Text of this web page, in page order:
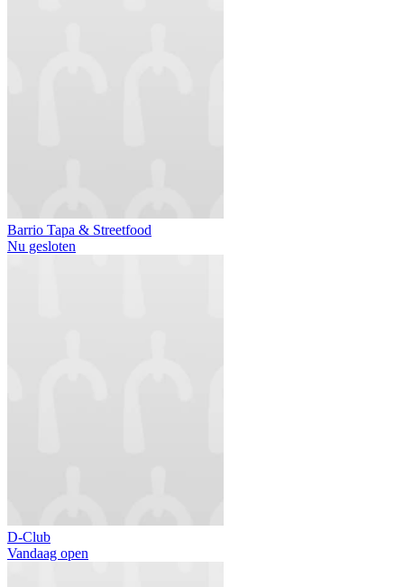
Barrio Tapa & Streetfood
Nu gesloten
D-Club
Vandaag open